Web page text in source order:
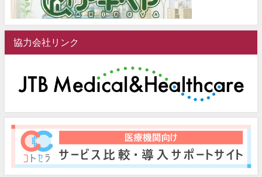
協力会社リンク